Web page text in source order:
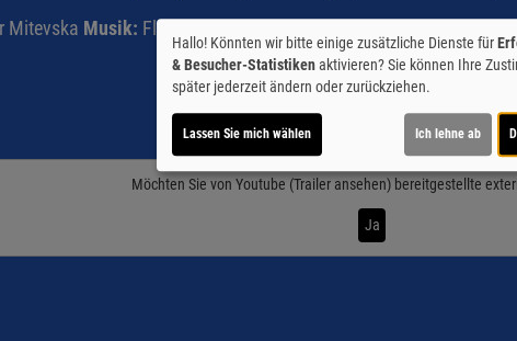
Mitevska Musik: Flemming NordkrogGenre:DramaLand:
Möchten Sie von Youtube (Trailer ansehen)bereitgestellte
Ja
Hallo! Könnten wir bitte einige zusätzliche Dienste für
& Besucher-Statistikenaktivieren? Sie können Ihre
später jederzeit ändern oder zurückziehen.
Lassen Sie mich wählen Ich lehne ab